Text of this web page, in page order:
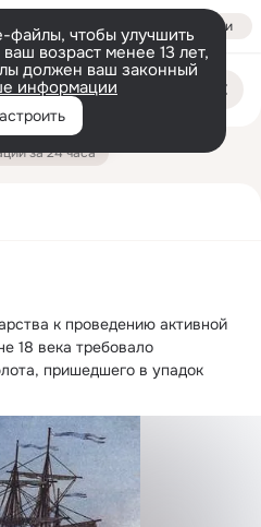
Войти
чтобы улучшить
возраст менее 13 лет,
должен ваш законный
информации
за 24 часа
к проведению активной
18 века требовало
пришедшего в упадок